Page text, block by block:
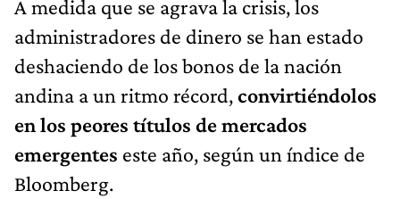
A medida que se agrava la crisis, los
administradores de dinero se han estado
deshaciendo de los bonos de la nación
andina a un ritmo récord,convirtiéndolos
en los peores títulos de mercados
emergentes este año, según un índice de
Bloomberg.